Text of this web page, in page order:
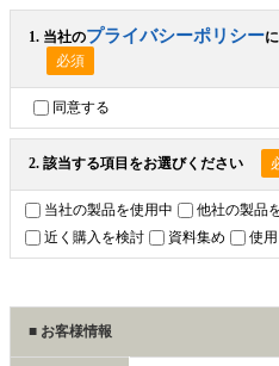
1. 当社のプライバシーポリシー
同意する
2. 該当する項目をお選びください
当社の製品を使用中 他社の製品
近く購入を検討
資料集め 使
■ お客様情報